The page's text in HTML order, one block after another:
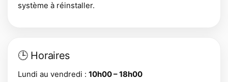
système à réinstaller.
🕒 Horaires
Lundi au vendredi : 10h00 – 18h00